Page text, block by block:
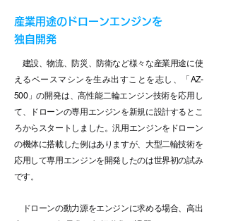
産業用途のドローンエンジンを
独自開発
建設、物流、防災、防衛など様々な産業用途に使
えるベースマシンを生み出すことを志し、「AZ-
500」の開発は、高性能二輪エンジン技術を応用し
て、ドローンの専用エンジンを新規に設計するとこ
ろからスタートしました。汎用エンジンをドローン
の機体に搭載した例はありますが、大型二輪技術を
応用して専用エンジンを開発したのは世界初の試み
です。
ドローンの動力源をエンジンに求める場合、高出